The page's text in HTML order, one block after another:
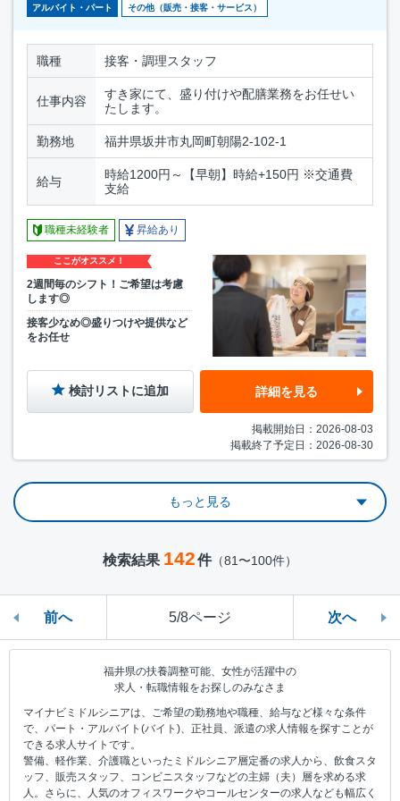
アルバイト・パート その他（販売・接客・サービス）
職種 接客・調理スタッフ
仕事内容
すき家にて、盛り付けや配膳業務をお任せい
たします。
勤務地 福井県坂井市丸岡町朝陽2-102-1
給与
時給1200円～【早朝】時給+150円 ※交通費
支給
職種未経験者 昇給あり
ここがオススメ！
2週間毎のシフト！ご希望は考慮
します◎
接客少なめ◎盛りつけや提供など
をお任せ
検討リストに追加 詳細を見る
掲載開始日：2026-08-03
掲載終了予定日：2026-08-30
もっと見る
検索結果 142件（81〜100件）
前へ 5/8ページ 次へ
福井県の扶養調整可能、女性が活躍中の
求人・転職情報をお探しのみなさま
マイナビミドルシニアは、ご希望の勤務地や職種、給与など様々な条件
で、パート・アルバイト(バイト)、正社員、派遣の求人情報を探すことが
できる求人サイトです。
警備、軽作業、介護職といったミドルシニア層定番の求人から、飲食スタ
ッフ、販売スタッフ、コンビニスタッフなどの主婦（夫）層を求める求
人。さらに、人気のオフィスワークやコールセンターの求人なども幅広く